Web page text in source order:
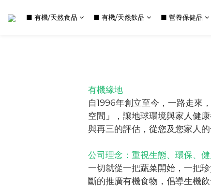
■ 有機/天然食品 ■ 有機/天然飲品 ■ 營養保健品
有機緣地
自1996年創立至今，一路走來
空間」，讓地球環境與家人健
與再三的評估，從您及您家人
公司理念：重視生態、環保、
一切就從一把蔬菜開始，一把
斷的推廣有機食物，倡導生機